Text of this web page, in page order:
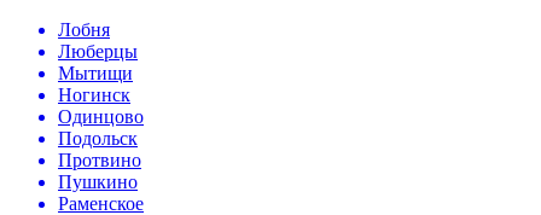
Лобня
Люберцы
Мытищи
Ногинск
Одинцово
Подольск
Протвино
Пушкино
Раменское